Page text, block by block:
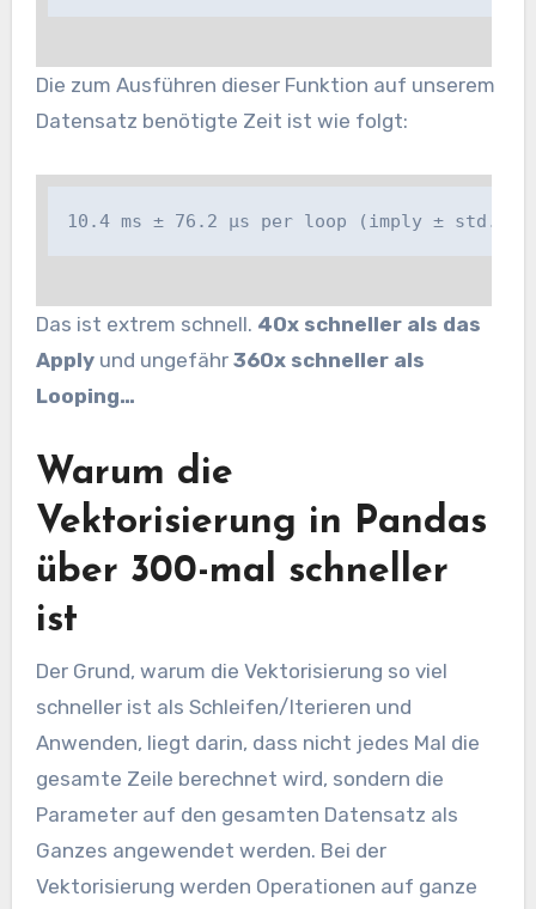
Die zum Ausführen dieser Funktion auf unserem
Datensatz benötigte Zeit ist wie folgt:
10.4 ms ± 76.2 µs per loop (imply ± std.
Das ist extrem schnell. 40x schneller als das
Applyund ungefähr 360x schneller als
Looping…
Warum die
Vektorisierung in Pandas
über 300-mal schneller
ist
Der Grund, warum die Vektorisierung so viel
schneller ist als Schleifen/Iterieren und
Anwenden, liegt darin, dass nicht jedes Mal die
gesamte Zeile berechnet wird, sondern die
Parameter auf den gesamten Datensatz als
Ganzes angewendet werden. Bei der
Vektorisierung werden Operationen auf ganze